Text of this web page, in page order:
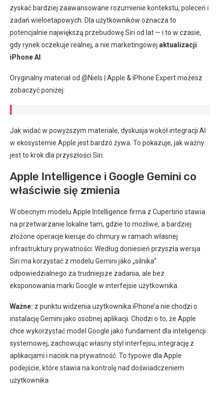
zyskać bardziej zaawansowane rozumienie kontekstu, poleceń i
zadań wieloetapowych. Dla użytkowników oznacza to
potencjalnie największą przebudowę Siri od lat — i to w czasie,
gdy rynek oczekuje realnej, a nie marketingowej aktualizacji
iPhone AI
Oryginalny materiał od @Niels | Apple & iPhone Expert możesz
zobaczyć poniżej:
Jak widać w powyższym materiale, dyskusja wokół integracji AI
w ekosystemie Apple jest bardzo żywa. To pokazuje, jak ważny
jest to krok dla przyszłości Siri.
Apple Intelligence i Google Gemini co
właściwie się zmienia
W obecnym modelu Apple Intelligence firma z Cupertino stawia
na przetwarzanie lokalne tam, gdzie to możliwe, a bardziej
złożone operacje kieruje do chmury w ramach własnej
infrastruktury prywatności. Według doniesień przyszła wersja
Siri ma korzystać z modelu Gemini jako „silnika”
odpowiedzialnego za trudniejsze zadania, ale bez
eksponowania marki Google w interfejsie użytkownika.
Ważne: z punktu widzenia użytkownika iPhone’a nie chodzi o
instalację Gemini jako osobnej aplikacji. Chodzi o to, że Apple
chce wykorzystać model Google jako fundament dla inteligencji
systemowej, zachowując własny styl interfejsu, integrację z
aplikacjami i nacisk na prywatność. To typowe dla Apple
podejście, które stawia na kontrolę nad doświadczeniem
użytkownika.